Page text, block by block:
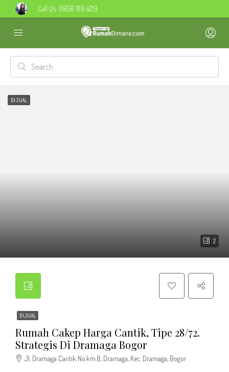
Call Us: 0858 1119 4219
2
DIJUAL
DIJUAL
Rumah Cakep Harga Cantik, Tipe 28/72.
Strategis Di Dramaga Bogor
Jl. Dramaga Cantik No.km.8, Dramaga, Kec. Dramaga, Bogor